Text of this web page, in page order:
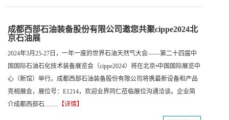
成都西部石油装备股份有限公司邀您共聚cippe2024北
京石油展
2024年3月25-27日，一年一度的世界石油天然气大会——第二十四届中
国国际石油石化技术装备展览会（cippe2024）将在北京•中国国际展览中
心（新馆）举行。成都西部石油装备股份有限公司将携最新设备和产品
亮相展会，展位号：E1214，欢迎业界同仁莅临展位沟通洽谈。企业简
介成都西部石......... 【详情】